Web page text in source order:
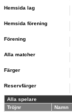
Hemsida lag
Hemsida förening
Förening
Alla matcher
Färger
Reservfärger
Alla spelare
Tröjnr
Namn